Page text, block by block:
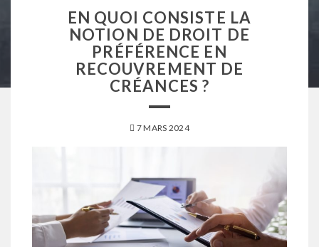
EN QUOI CONSISTE LA
NOTION DE DROIT DE
PRÉFÉRENCE EN
RECOUVREMENT DE
CRÉANCES ?
7 MARS 2024